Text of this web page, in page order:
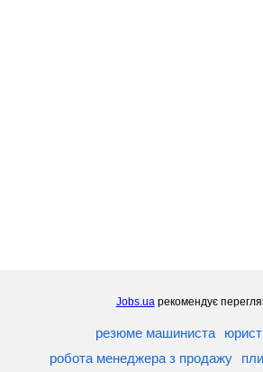
Jobs.uaрекомендує
резюме машиниста
робота менеджера з продажу